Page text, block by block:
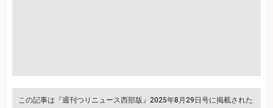
この記事は『週刊つりニュース西部版』2025年8月29日号に掲載された